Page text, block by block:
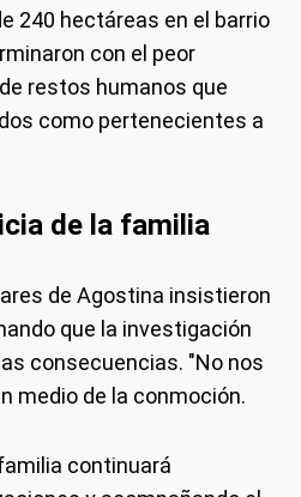
240 hectáreas en el barrio
con el peor
restos humanos que
como pertenecientes a
de la familia
de Agostina insistieron
que la investigación
consecuencias. "No nos
medio de la conmoción.
continuará